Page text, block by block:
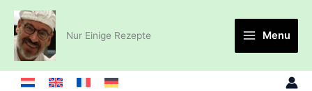
Zum
Inhalt
springen
Nur Einige Rezepte Menu